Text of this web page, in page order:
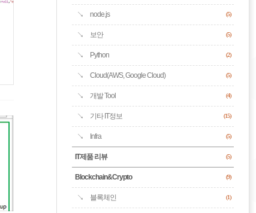
node.js (5)
보안 (5)
Python (2)
Cloud(AWS, Google Cloud) (5)
개발 Tool (4)
기타 IT정보 (15)
Infra (5)
IT제품 리뷰 (5)
Blockchain&Crypto (9)
블록체인 (1)